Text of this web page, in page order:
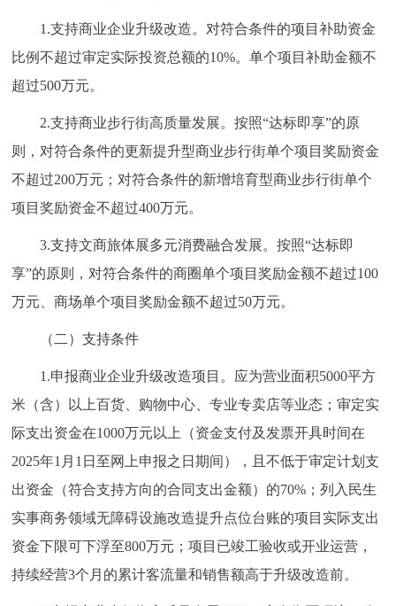
中介服务 阳光政务
政民互动
参与调查 图说互动
走进北京
北京概况 十六区概览 人文北京
绿色北京 图说北京
多语种
ENGLISH 한국어 日本語
ESPAÑOL العربية PORTUGUÊS
ITALIANO
1.支持商业企业升级改造。对符合条件的项目补助资金
比例不超过审定实际投资总额的10%。单个项目补助金额不
超过500万元。
2.支持商业步行街高质量发展。按照“达标即享”的原
则，对符合条件的更新提升型商业步行街单个项目奖励资金
不超过200万元；对符合条件的新增培育型商业步行街单个
项目奖励资金不超过400万元。
3.支持文商旅体展多元消费融合发展。按照“达标即
享”的原则，对符合条件的商圈单个项目奖励金额不超过100
万元、商场单个项目奖励金额不超过50万元。
（二）支持条件
1.申报商业企业升级改造项目。应为营业面积5000平方
米（含）以上百货、购物中心、专业专卖店等业态；审定实
际支出资金在1000万元以上（资金支付及发票开具时间在
2025年1月1日至网上申报之日期间），且不低于审定计划支
出资金（符合支持方向的合同支出金额）的70%；列入民生
实事商务领域无障碍设施改造提升点位台账的项目实际支出
资金下限可下浮至800万元；项目已竣工验收或开业运营，
持续经营3个月的累计客流量和销售额高于升级改造前。